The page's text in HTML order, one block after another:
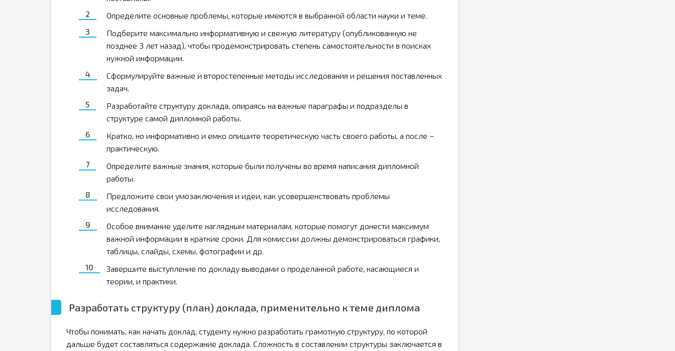
Определите основные проблемы, которые имеются в выбранной области науки и теме.
Подберите максимально информативную и свежую литературу (опубликованную не
позднее 3 лет назад), чтобы продемонстрировать степень самостоятельности в поисках
нужной информации.
Сформулируйте важные и второстепенные методы исследования и решения поставленных
задач.
Разработайте структуру доклада, опираясь на важные параграфы и подразделы в
структуре самой дипломной работы.
Кратко, но информативно и емко опишите теоретическую часть своего работы, а после –
практическую.
Определите важные знания, которые были получены во время написания дипломной
работы.
Предложите свои умозаключения и идеи, как усовершенствовать проблемы
исследования.
Особое внимание уделите наглядным материалам, которые помогут донести максимум
важной информации в краткие сроки. Для комиссии должны демонстрироваться графики,
таблицы, слайды, схемы, фотографии и др.
Завершите выступление по докладу выводами о проделанной работе, касающиеся и
теории, и практики.
Разработать структуру (план) доклада, применительно к теме диплома
Чтобы понимать, как начать доклад, студенту нужно разработать грамотную структуру, по которой
дальше будет составляться содержание доклада. Сложность в составлении структуры заключается в